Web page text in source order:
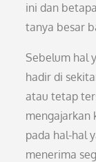
ini dan
tanya besar
Sebelum hal
hadir di
atau tetap
mengajarkan
pada hal-hal
menerima